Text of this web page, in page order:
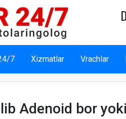
7 Xizmatlar Vrachlar
Adenoid bor